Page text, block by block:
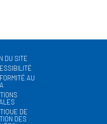
DU SITE
AU
DE
DES